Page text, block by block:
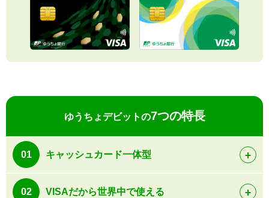
ゆうちょデビットの7つの特長
01 キャッシュカード一体型
02 VISAだから世界中で使える